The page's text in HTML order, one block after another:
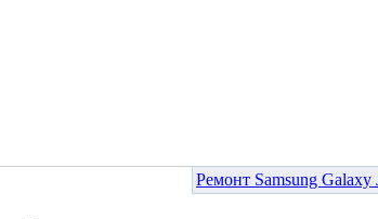
Ремонт Samsung Galaxy